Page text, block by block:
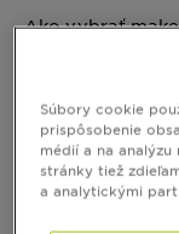
Ako vybrať
odtieň make-
permanentný
kozmetiky?
Súbory cookie
prispôsobenie
médií a na
stránky tiež
a analytickými